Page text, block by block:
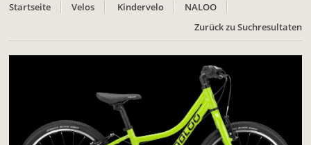
Startseite Velos Kindervelo
NALOO
Zurück zu Suchresultaten